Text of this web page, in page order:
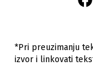
*Pri preuzimanju
izvor i linkovati